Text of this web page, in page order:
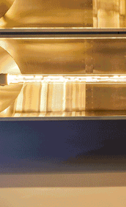
de
2025